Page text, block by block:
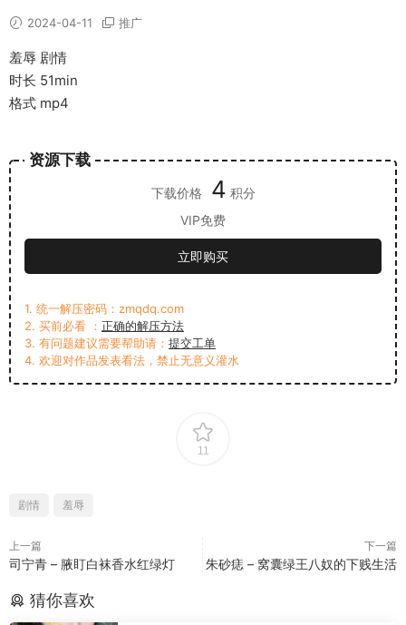
2024-04-11 推广
羞辱 剧情
时长 51min
格式 mp4
资源下载
下载价格 4 积分
VIP免费
立即购买
1. 统一解压密码：zmqdq.com
2. 买前必看 ： 正确的解压方法
3. 有问题建议需要帮助请： 提交工单
4. 欢迎对作品发表看法，禁止无意义灌水
11
剧情 羞辱
上一篇
司宁青 – 腋盯白袜香水红绿灯
下一篇
朱砂痣 – 窝囊绿王八奴的下贱生活
猜你喜欢